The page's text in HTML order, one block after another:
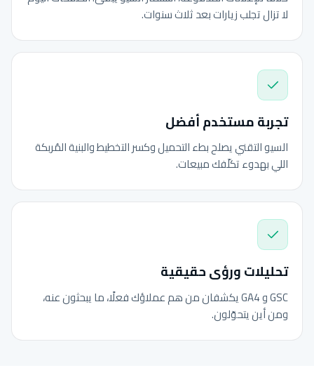
لا تزال تجلب زيارات بعد ثلاث سنوات.
تجربة مستخدم أفضل
السيو التقني يصلح بطء التحميل وكسر التخطيط والبنية المُربكة
اللي بهدوء تكلّفك مبيعات.
تحليلات ورؤى حقيقية
GSC و GA4 يكشفان من هم عملاؤك فعلًا، ما يبحثون عنه،
ومن أين يتحوّلون.